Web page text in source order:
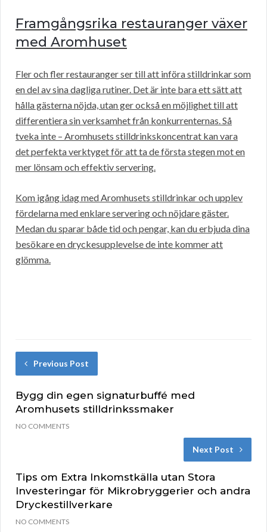
Framgångsrika restauranger växer
med Aromhuset
Fler och fler restauranger ser till att införa stilldrinkar som
en del av sina dagliga rutiner. Det är inte bara ett sätt att
hålla gästerna nöjda, utan ger också en möjlighet till att
differentiera sin verksamhet från konkurrenternas. Så
tveka inte – Aromhusets stilldrinkskoncentrat kan vara
det perfekta verktyget för att ta de första stegen mot en
mer lönsam och effektiv servering.
Kom igång idag med Aromhusets stilldrinkar och upplev
fördelarna med enklare servering och nöjdare gäster.
Medan du sparar både tid och pengar, kan du erbjuda dina
besökare en dryckesupplevelse de inte kommer att
glömma.
Previous Post
Bygg din egen signaturbuffé med
Aromhusets stilldrinkssmaker
NO COMMENTS
Next Post
Tips om Extra Inkomstkälla utan Stora
Investeringar för Mikrobryggerier och andra
Dryckestillverkare
NO COMMENTS